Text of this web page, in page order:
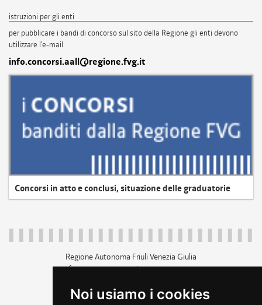
Noi usiamo i cookies
istruzioni per gli enti
per pubblicare i bandi di concorso sul sito della Regione gli enti devono
utilizzare l'e-mail
info.concorsi.aall@regione.fvg.it
Concorsi in atto e conclusi, situazione delle graduatorie
Regione Autonoma Friuli Venezia Giulia
c.f. 80014930327; p.iva 00526040324
+39 040 3771111